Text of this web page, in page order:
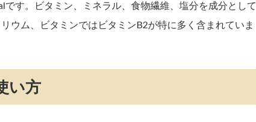
です。ビタミン、ミネラル、食物繊維、塩分を成分として
ウム、ビタミンではビタミンB2が特に多く含まれていま
い方